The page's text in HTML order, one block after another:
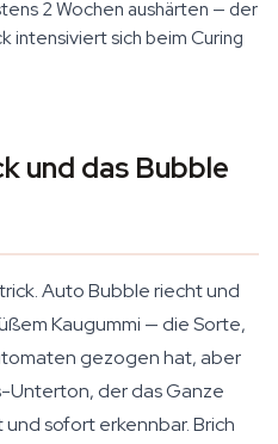
2 Wochen aushärten — der
intensiviert sich beim Curing
und das Bubble
Auto Bubble riecht und
Kaugummi — die Sorte,
gezogen hat, aber
Unterton, der das Ganze
sofort erkennbar. Brich